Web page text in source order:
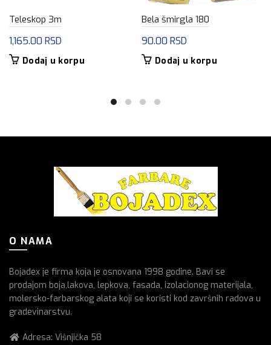
Teleskop 3m
1,165.00 RSD
Dodaj u korpu
Bela šmirgla 180
90.00 RSD
Dodaj u korpu
O NAMA
Bojadex je firma koja je osnovana 1998 godine. Bavi se
prodajom boja,lakova, lepkova, fasada, izolacionog materijala,
molersko-farbarskog alata koji se koristi kod završnih radova u
gradevinarstvu.
Adresa: Višnjička 58